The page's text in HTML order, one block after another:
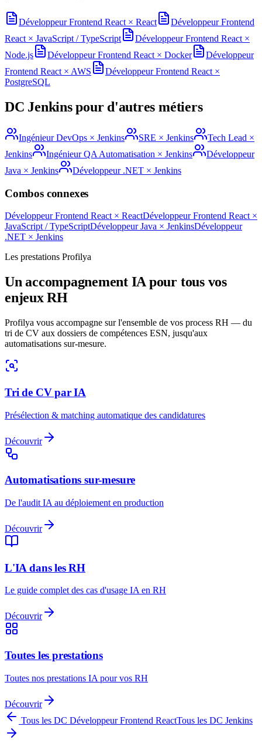
Développeur Frontend React × React
Développeur Frontend
React × JavaScript / TypeScript Développeur Frontend React ×
Node.js
Développeur Frontend React × Docker
Développeur
Frontend React × AWS Développeur Frontend React ×
PostgreSQL
DC Jenkinspour d'autres métiers
Ingénieur DevOps × Jenkins SRE × Jenkins Tech Lead ×
Jenkins
Ingénieur QA Automatisation × Jenkins
Développeur
Java × Jenkins Développeur .NET × Jenkins
Combos connexes
Développeur Frontend React × ReactDéveloppeur Frontend React ×
JavaScript / TypeScriptDéveloppeur Java × JenkinsDéveloppeur
.NET × Jenkins
Les prestations Profilya
Un accompagnement IA pour tous vos
enjeux RH
Profilya vous accompagne sur l'ensemble de vos process RH — du
tri de CV aux dossiers de compétences ESN, jusqu'aux
automatisations sur-mesure.
Tri de CV par IA
Présélection & matching automatique des candidatures
Découvrir
Automatisations sur-mesure
De l'audit IA au déploiement en production
Découvrir
L'IA dans les RH
Le guide complet des cas d'usage IA en RH
Découvrir
Toutes les prestations
Toutes nos prestations IA pour vos RH
Découvrir
Tous les DC Développeur Frontend ReactTous les DC Jenkins